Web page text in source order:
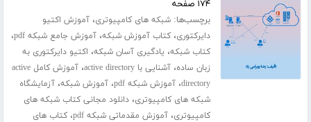
۱۷۴ صفحه
برچسب‌ها:شبکه های کامپیوتری،آموزش اکتیو
دایرکتوری،کتاب آموزش شبکه،آموزش جامع شبکه pdf ،
کتاب شبکه، یادگیری آسان شبکه، اکتیو دایرکتوری به
زبان ساده،آشنایی با active directory ،
آموزش کامل active
directory،آموزش شبکه pdf ،آموزش شبکه،آزمایشگاه
شبکه های کامپیوتری،دانلود مجانی کتاب شبکه های
کامپیوتری،آموزش مقدماتی شبکه pdf ،کتاب های